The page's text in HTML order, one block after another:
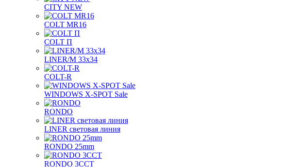
CITY NEW
COLT MR16
COLT П
LINER/М 33х34
COLT-R
WINDOWS X-SPOT Sale
RONDO
LINER световая линия
RONDO 25mm
RONDO 3CCT